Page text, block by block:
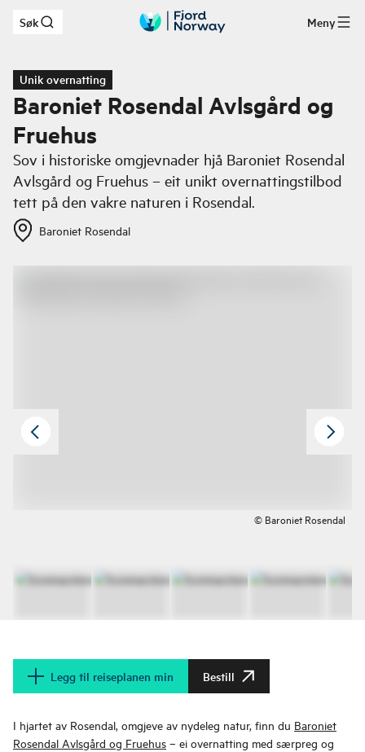
Hopp til hovedinnhold
Søk Meny
Unik overnatting
Baroniet Rosendal Avlsgård og
Fruehus
Sov i historiske omgjevnader hjå Baroniet Rosendal
Avlsgård og Fruehus – eit unikt overnattingstilbod
tett på den vakre naturen i Rosendal.
Baroniet Rosendal
© Baroniet Rosendal
Legg til reiseplanen min Bestill
I hjartet av Rosendal, omgjeve av nydeleg natur, finn du Baroniet
Rosendal Avlsgård og Fruehus – ei overnatting med særpreg og